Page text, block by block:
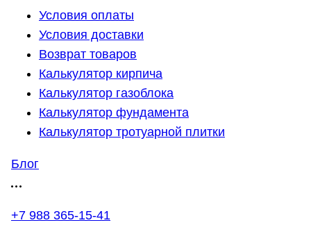
Условия оплаты
Условия доставки
Возврат товаров
Калькулятор кирпича
Калькулятор газоблока
Калькулятор фундамента
Калькулятор тротуарной плитки
Блог
+7 988 365-15-41